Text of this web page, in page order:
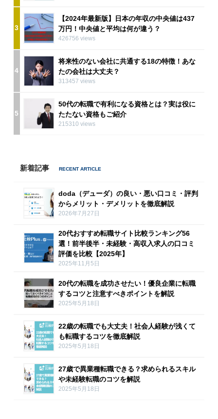
3
【2024年最新版】日本の年収の中央値は437
万円！中央値と平均は何が違う？
426756 views
4
将来性のない会社に共通する18の特徴！あな
たの会社は大丈夫？
313457 views
5
50代の転職で有利になる資格とは？実は役に
たたない資格もご紹介
215310 views
新着記事
doda（デューダ）の良い・悪い口コミ・評判
からメリット・デメリットを徹底解説
2026年7月27日
20代おすすめ転職サイト比較ランキング56
選！前半後半・未経験・高収入求人の口コミ
評価を比較【2025年】
2025年11月5日
20代の転職を成功させたい！優良企業に転職
するコツと注意すべきポイントを解説
2025年5月18日
22歳の転職でも大丈夫！社会人経験が浅くて
も転職するコツを徹底解説
2025年5月18日
27歳で異業種転職できる？求められるスキル
や未経験転職のコツを解説
2025年5月18日